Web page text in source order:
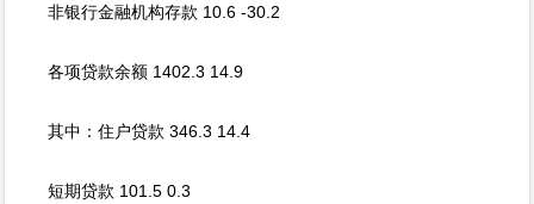
非银行金融机构存款 10.6 -30.2
各项贷款余额 1402.3 14.9
其中：住户贷款 346.3 14.4
短期贷款 101.5 0.3